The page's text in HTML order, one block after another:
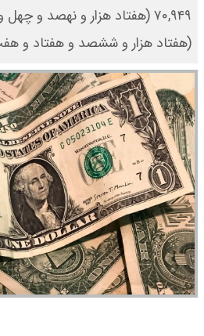
(هفتاد هزار و ششصد و هفتاد و